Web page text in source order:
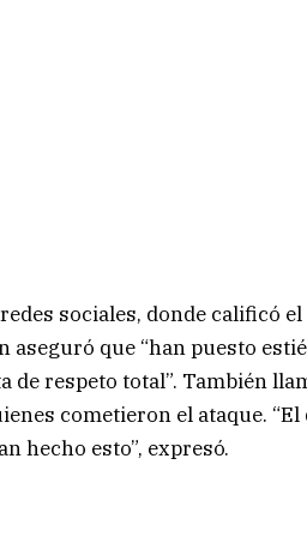
sociales, donde calificó
aseguró que “han puesto
de respeto total”. También
cometieron el ataque. “El
hecho esto”, expresó.